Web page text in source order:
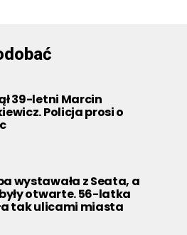
39-letni Marcin
Policja prosi o
wystawała z Seata, a
otwarte. 56-latka
tak ulicami miasta